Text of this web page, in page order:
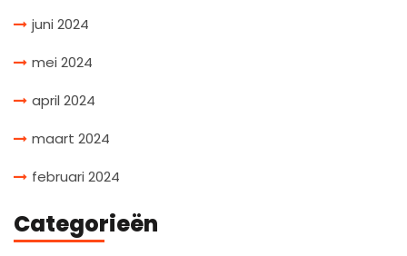
juni 2024
mei 2024
april 2024
maart 2024
februari 2024
Categorieën